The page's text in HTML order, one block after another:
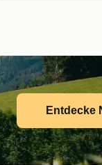
Entdecke